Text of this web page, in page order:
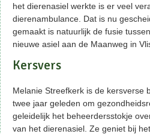
het dierenasiel werkte is er veel
dierenambulance. Dat is nu
gemaakt is natuurlijk de fusie
nieuwe asiel aan de Maanweg in
Kersvers
Melanie Streefkerk is de kersverse
twee jaar geleden om
geleidelijk het beheerdersstokje
van het dierenasiel. Ze geniet bij